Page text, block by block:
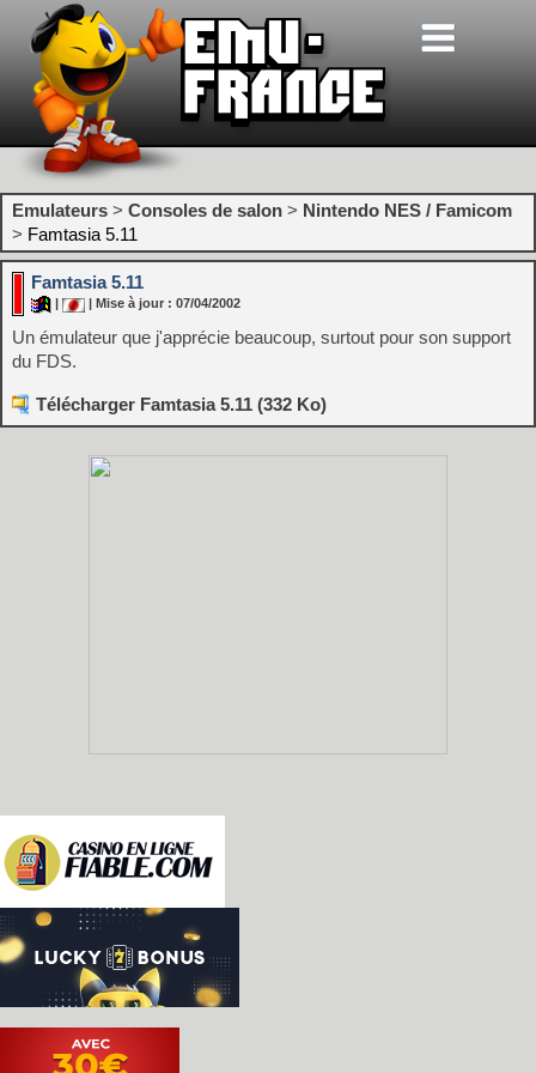
Emulateurs > Consoles de salon > Nintendo NES / Famicom
> Famtasia 5.11
Famtasia 5.11
| Mise à jour : 07/04/2002
Un émulateur que j'apprécie beaucoup, surtout pour son support
du FDS.
Télécharger Famtasia 5.11 (332 Ko)